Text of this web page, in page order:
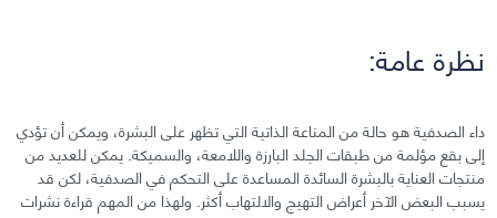
نظرة عامة:
داء الصدفية هو حالة من المناعة الذاتية التي تظهر على البشرة، ويمكن أن تؤدي
إلى بقع مؤلمة من طبقات الجلد البارزة واللامعة، والسميكة. يمكن للعديد من
منتجات العناية بالبشرة السائدة المساعدة على التحكم في الصدفية، لكن قد
يسبب البعض الآخر أعراض التهيج والالتهاب أكثر. ولهذا من المهم قراءة نشرات